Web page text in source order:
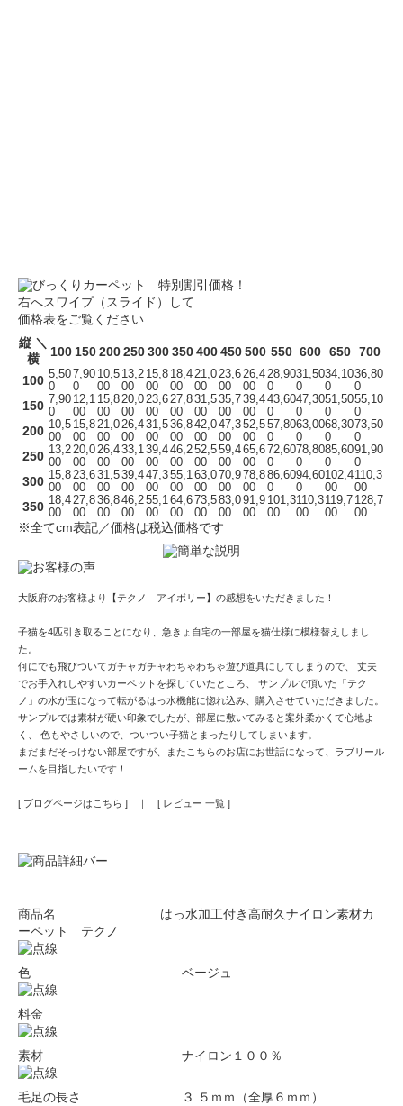
右へスワイプ（スライド）して
価格表をご覧ください
縦 ＼
横
100 150 200 250 300 350 400 450 500 550 600 650 700
100 5,50
0
7,90
0
10,5
00
13,2
00
15,8
00
18,4
00
21,0
00
23,6
00
26,4
00
28,90
0
31,50
0
34,10
0
36,80
0
150 7,90
0
12,1
00
15,8
00
20,0
00
23,6
00
27,8
00
31,5
00
35,7
00
39,4
00
43,60
0
47,30
0
51,50
0
55,10
0
200 10,5
00
15,8
00
21,0
00
26,4
00
31,5
00
36,8
00
42,0
00
47,3
00
52,5
00
57,80
0
63,00
0
68,30
0
73,50
0
250 13,2
00
20,0
00
26,4
00
33,1
00
39,4
00
46,2
00
52,5
00
59,4
00
65,6
00
72,60
0
78,80
0
85,60
0
91,90
0
300 15,8
00
23,6
00
31,5
00
39,4
00
47,3
00
55,1
00
63,0
00
70,9
00
78,8
00
86,60
0
94,60
0
102,4
00
110,3
00
350 18,4
00
27,8
00
36,8
00
46,2
00
55,1
00
64,6
00
73,5
00
83,0
00
91,9
00
101,3
00
110,3
00
119,7
00
128,7
00
※全てcm表記／価格は税込価格です
大阪府のお客様より【テクノ アイボリー】の感想をいただきました！
子猫を4匹引き取ることになり、急きょ自宅の一部屋を猫仕様に模様替えしまし
た。
何にでも飛びついてガチャガチャわちゃわちゃ遊び道具にしてしまうので、 丈夫
でお手入れしやすいカーペットを探していたところ、 サンプルで頂いた「テク
ノ」の水が玉になって転がるはっ水機能に惚れ込み、購入させていただきました。
サンプルでは素材が硬い印象でしたが、部屋に敷いてみると案外柔かくて心地よ
く、 色もやさしいので、ついつい子猫とまったりしてしまいます。
まだまだそっけない部屋ですが、またこちらのお店にお世話になって、ラブリール
ームを目指したいです！
[ ブログページはこちら ] [ レビュー 一覧 ]
商品名 はっ水加工付き高耐久ナイロン素材カ
ーペット テクノ
色 ベージュ
料金
素材 ナイロン１００％
毛足の長さ ３.５ｍｍ（全厚６ｍｍ）